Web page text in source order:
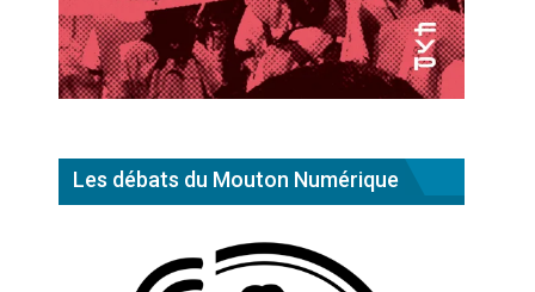
Les débats du Mouton Numérique